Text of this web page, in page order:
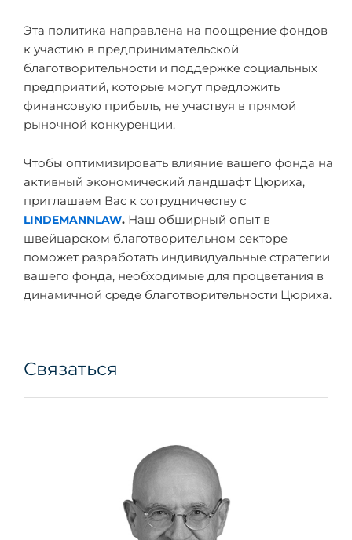
Эта политика направлена на поощрение фондов
к участию в предпринимательской
благотворительности и поддержке социальных
предприятий, которые могут предложить
финансовую прибыль, не участвуя в прямой
рыночной конкуренции.
Чтобы оптимизировать влияние вашего фонда на
активный экономический ландшафт Цюриха,
приглашаем Вас к сотрудничеству с
LINDEMANNLAW. Наш обширный опыт в
швейцарском благотворительном секторе
поможет разработать индивидуальные стратегии
вашего фонда, необходимые для процветания в
динамичной среде благотворительности Цюриха.
Связаться